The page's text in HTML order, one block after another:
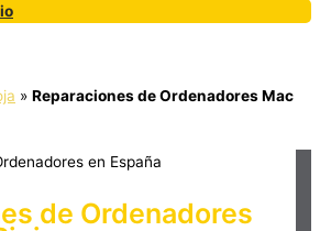
» Reparaciones de Ordenadores Mac
de Ordenadores